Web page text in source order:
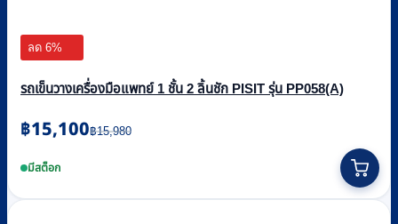
ลด 6%
รถเข็นวางเครื่องมือแพทย์ 1 ชั้น 2 ลิ้นชัก PISIT รุ่น PP058(A)
฿15,980
Original
price
was:
฿15,100
Current
price
is:มีสต็อก